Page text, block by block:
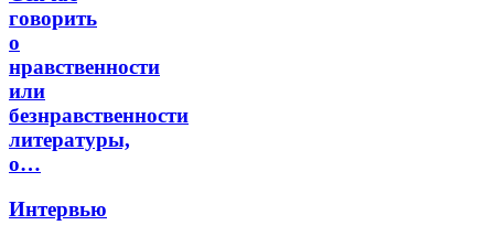
говорить
о
нравственности
или
безнравственности
литературы,
о…
Интервью